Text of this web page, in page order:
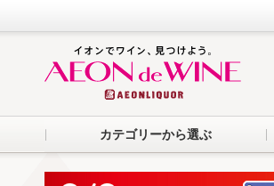
カテゴリーから選ぶ